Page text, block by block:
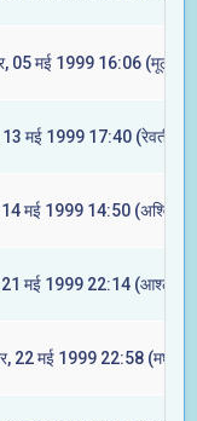
05 मई 1999 16:06 (मूल)
मई 1999 17:40 (रेवती)
मई 1999 14:50 (अश्विनी)
मई 1999 22:14 (आश्लेषा)
22 मई 1999 22:58 (मघा)